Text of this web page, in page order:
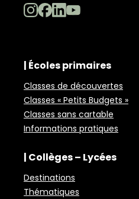
| Écoles primaires
Classes de découvertes
Classes « Petits Budgets »
Classes sans cartable
Informations pratiques
| Collèges – Lycées
Destinations
Thématiques